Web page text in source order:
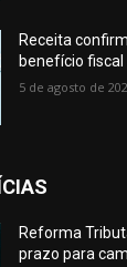
Receita
benefício fiscal
5 de agosto de
Reforma
prazo para